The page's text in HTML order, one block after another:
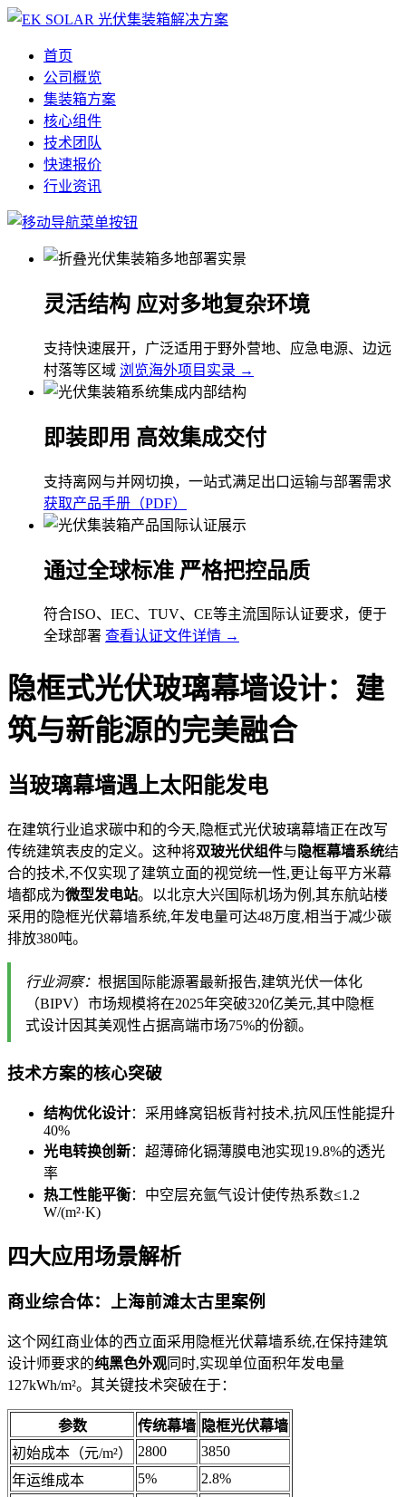
首页
公司概览
集装箱方案
核心组件
技术团队
快速报价
行业资讯
灵活结构 应对多地复杂环境
支持快速展开，广泛适用于野外营地、应急电源、边远
村落等区域 浏览海外项目实录 →
即装即用 高效集成交付
支持离网与并网切换，一站式满足出口运输与部署需求
获取产品手册（PDF）
通过全球标准 严格把控品质
符合ISO、IEC、TUV、CE等主流国际认证要求，便于
全球部署 查看认证文件详情 →
隐框式光伏玻璃幕墙设计：建
筑与新能源的完美融合
当玻璃幕墙遇上太阳能发电
在建筑行业追求碳中和的今天,隐框式光伏玻璃幕墙正在改写
传统建筑表皮的定义。这种将双玻光伏组件与 隐框幕墙系统结
合的技术,不仅实现了建筑立面的视觉统一性,更让每平方米幕
墙都成为微型发电站。以北京大兴国际机场为例,其东航站楼
采用的隐框光伏幕墙系统,年发电量可达48万度,相当于减少碳
排放380吨。
行业洞察： 根据国际能源署最新报告,建筑光伏一体化
（BIPV）市场规模将在2025年突破320亿美元,其中隐框
式设计因其美观性占据高端市场75%的份额。
技术方案的核心突破
结构优化设计：采用蜂窝铝板背衬技术,抗风压性能提升
40%
光电转换创新：超薄碲化镉薄膜电池实现19.8%的透光
率
热工性能平衡：中空层充氩气设计使传热系数≤1.2
W/(m²·K)
四大应用场景解析
商业综合体：上海前滩太古里案例
这个网红商业体的西立面采用隐框光伏幕墙系统,在保持建筑
设计师要求的纯黑色外观同时,实现单位面积年发电量
127kWh/m²。其关键技术突破在于：
参数 传统幕墙 隐框光伏幕墙
初始成本（元/m²）
2800
3850
年运维成本
5%
2.8%